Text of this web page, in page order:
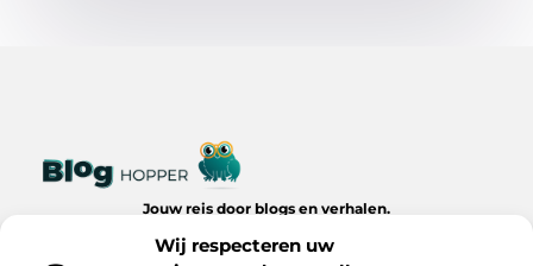
Wij respecteren uw
Jouw reis door blogs en verhalen.
dagelijks leven op Bloghopper.nl.